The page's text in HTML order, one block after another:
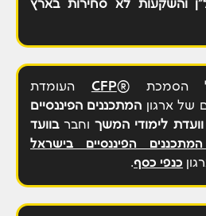
והשקעות לא סחירותבארץ
הסמכת ®CFP העומדת
של ארגון המתכננים הפיננסיים
וועדת לימודי המשךוחברבוועד
הפיננסיים בישראל
כנפי כסף.